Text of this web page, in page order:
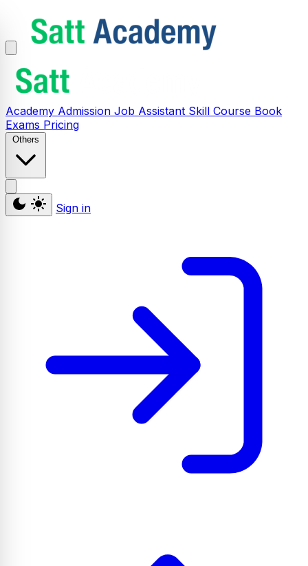
Academy Admission Job Assistant Skill Course Book
Exams Pricing
Others
Sign in